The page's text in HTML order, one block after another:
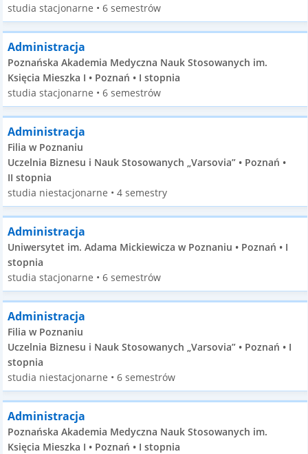
studia stacjonarne • 6 semestrów
Administracja
Poznańska Akademia Medyczna Nauk Stosowanych im.
Księcia Mieszka I • Poznań • I stopnia
studia stacjonarne • 6 semestrów
Administracja
Filia w Poznaniu
Uczelnia Biznesu i Nauk Stosowanych „Varsovia” • Poznań •
II stopnia
studia niestacjonarne • 4 semestry
Administracja
Uniwersytet im. Adama Mickiewicza w Poznaniu • Poznań • I
stopnia
studia stacjonarne • 6 semestrów
Administracja
Filia w Poznaniu
Uczelnia Biznesu i Nauk Stosowanych „Varsovia” • Poznań • I
stopnia
studia niestacjonarne • 6 semestrów
Administracja
Poznańska Akademia Medyczna Nauk Stosowanych im.
Księcia Mieszka I • Poznań • I stopnia